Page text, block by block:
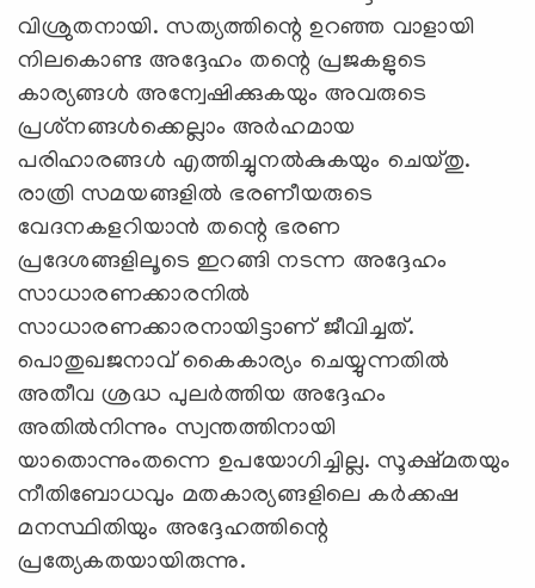
വിശ്രുതനായി. സത്യത്തിന്റെ ഉറഞ്ഞ വാളായി
നിലകൊണ്ട അദ്ദേഹം തന്റെ പ്രജകളുടെ
കാര്യങ്ങള്‍ അന്വേഷിക്കുകയും അവരുടെ
പ്രശ്‌നങ്ങള്‍ക്കെല്ലാം അര്‍ഹമായ
പരിഹാരങ്ങള്‍ എത്തിച്ചുനല്‍കുകയും ചെയ്തു.
രാത്രി സമയങ്ങളില്‍ ഭരണീയരുടെ
വേദനകളറിയാന്‍ തന്റെ ഭരണ
പ്രദേശങ്ങളിലൂടെ ഇറങ്ങി നടന്ന അദ്ദേഹം
സാധാരണക്കാരനില്‍
സാധാരണക്കാരനായിട്ടാണ് ജീവിച്ചത്.
പൊതുഖജനാവ് കൈകാര്യം ചെയ്യുന്നതില്‍
അതീവ ശ്രദ്ധ പുലര്‍ത്തിയ അദ്ദേഹം
അതില്‍നിന്നും സ്വന്തത്തിനായി
യാതൊന്നുംതന്നെ ഉപയോഗിച്ചില്ല. സൂക്ഷ്മതയും
നീതിബോധവും മതകാര്യങ്ങളിലെ കര്‍ക്കഷ
മനസ്ഥിതിയും അദ്ദേഹത്തിന്റെ
പ്രത്യേകതയായിരുന്നു.